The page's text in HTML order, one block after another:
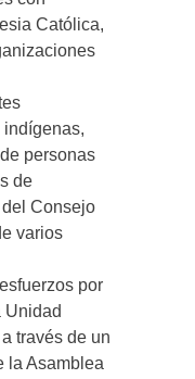
Católica,
indígenas,
personas
de
Consejo
varios
por
Unidad
través de un
la Asamblea